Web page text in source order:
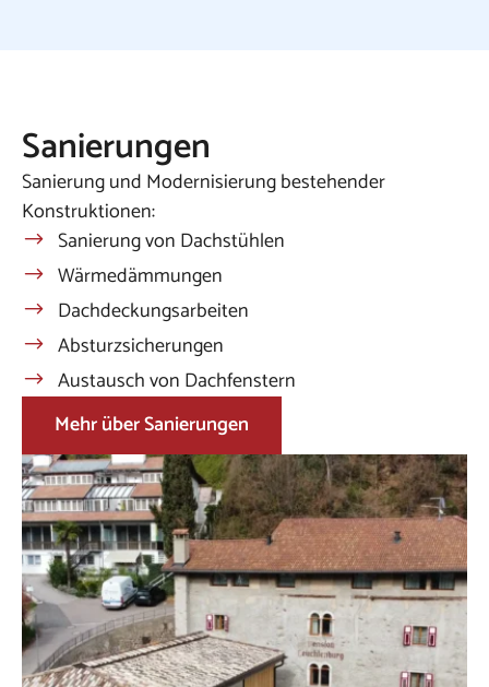
Sanierungen
Sanierung und Modernisierung bestehender
Konstruktionen:
Sanierung von Dachstühlen
Wärmedämmungen
Dachdeckungsarbeiten
Absturzsicherungen
Austausch von Dachfenstern
Mehr über Sanierungen